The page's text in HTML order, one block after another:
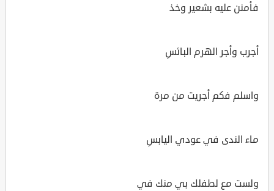
فأمنن عليه بشعير وخذ
أجرب وأجر الهرم البائسِ
واسلم فكم أجريت من مرة
ماء الندى في عودي اليابسِ
ولست مع لطفلك بي منك في